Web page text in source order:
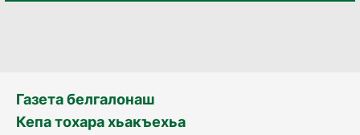
Газета белгалонаш
Кепа тохара хьакъехьа